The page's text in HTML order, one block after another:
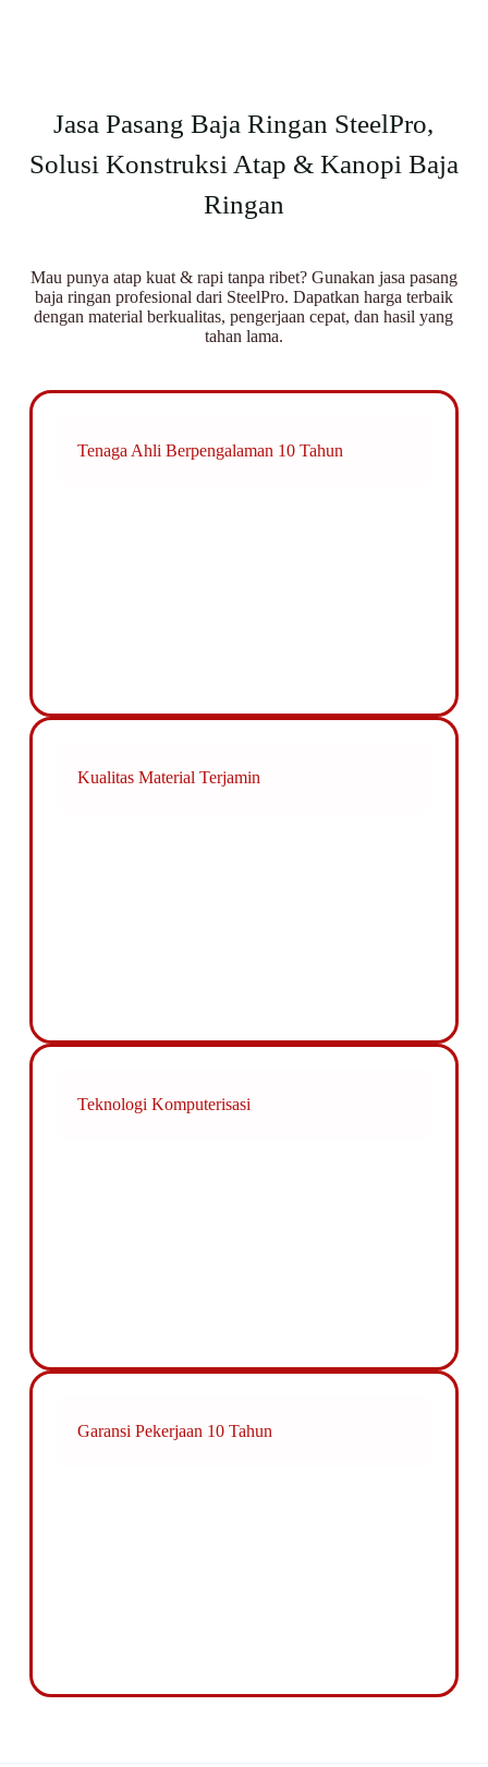
Jasa Pasang Baja Ringan SteelPro,
Solusi Konstruksi Atap & Kanopi Baja
Ringan
Mau punya atap kuat & rapi tanpa ribet? Gunakan jasa pasang
baja ringan profesional dari SteelPro. Dapatkan harga terbaik
dengan material berkualitas, pengerjaan cepat, dan hasil yang
tahan lama.
Tenaga Ahli Berpengalaman 10 Tahun
Kualitas Material Terjamin
Teknologi Komputerisasi
Garansi Pekerjaan 10 Tahun